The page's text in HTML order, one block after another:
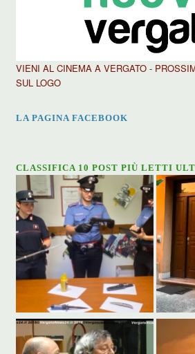
VIENI AL CINEMA A VERGATO -
SUL LOGO
LA PAGINA FACEBOOK
CLASSIFICA 10 POST PIÙ LETTI